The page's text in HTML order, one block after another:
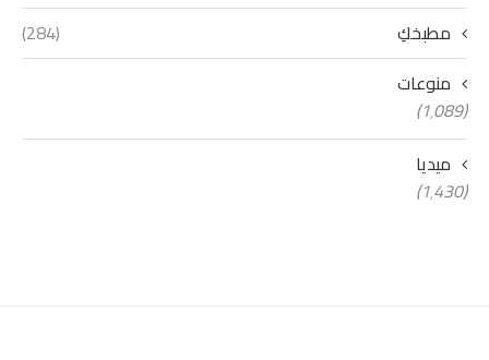
مطبخكِ
(284)
منوعات
(1٬089)
ميديا
(1٬430)